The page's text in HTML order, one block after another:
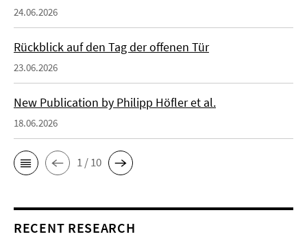
24.06.2026
Rückblick auf den Tag der offenen Tür
23.06.2026
New Publication by Philipp Höfler et al.
18.06.2026
1 / 10
RECENT RESEARCH